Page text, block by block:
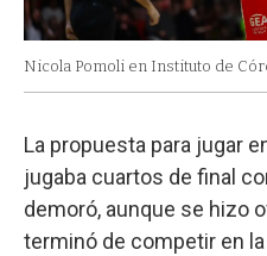
Nicola Pomoli en Instituto de
La propuesta para jugar
jugaba cuartos de final
demoró, aunque se hizo
terminó de competir en